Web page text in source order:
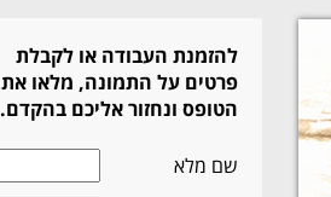
להזמנת העבודה או לקבלת
פרטים על התמונה, מלאו את
הטופס ונחזור אליכם בהקדם.
שם מלא